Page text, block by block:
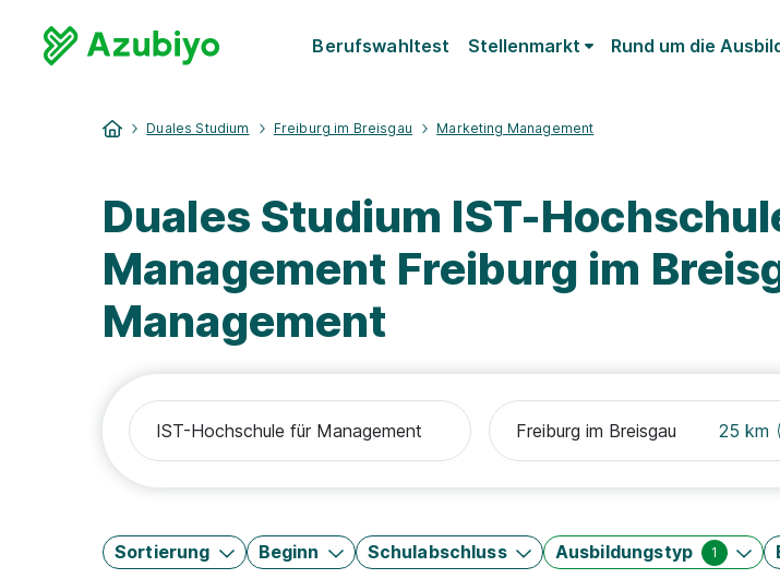
Berufswahltest Stellenmarkt Rund um die
Duales Studium Freiburg im Breisgau Marketing Management
Duales Studium IST-
Management Freiburg im
Management
25 km
Sortierung Beginn Schulabschluss Ausbildungstyp 1